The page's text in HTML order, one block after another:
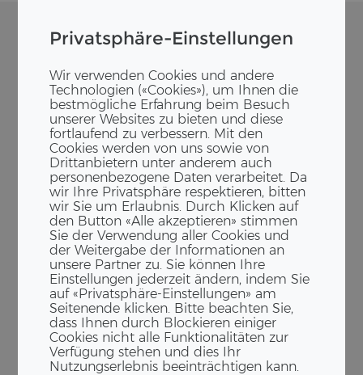
Privatsphäre-Einstellungen
Wir verwenden Cookies und andere
Technologien («Cookies»), um Ihnen die
bestmögliche Erfahrung beim Besuch
unserer Websites zu bieten und diese
fortlaufend zu verbessern. Mit den
Cookies werden von uns sowie von
Drittanbietern unter anderem auch
personenbezogene Daten verarbeitet. Da
wir Ihre Privatsphäre respektieren, bitten
wir Sie um Erlaubnis. Durch Klicken auf
den Button «Alle akzeptieren» stimmen
Sie der Verwendung aller Cookies und
der Weitergabe der Informationen an
unsere Partner zu. Sie können Ihre
Einstellungen jederzeit ändern, indem Sie
auf «Privatsphäre-Einstellungen» am
Seitenende klicken. Bitte beachten Sie,
dass Ihnen durch Blockieren einiger
Cookies nicht alle Funktionalitäten zur
Verfügung stehen und dies Ihr
Nutzungserlebnis beeinträchtigen kann.